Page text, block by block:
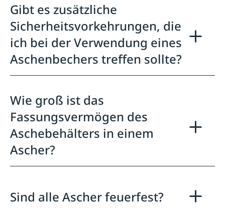
Gibt es zusätzliche
Sicherheitsvorkehrungen, die
ich bei der Verwendung eines
Aschenbechers treffen sollte?
Wie groß ist das
Fassungsvermögen des
Aschebehälters in einem
Ascher?
Sind alle Ascher feuerfest?